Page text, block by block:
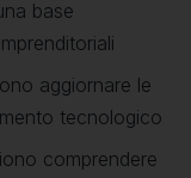
base
aggiornare le
tecnologico
comprendere